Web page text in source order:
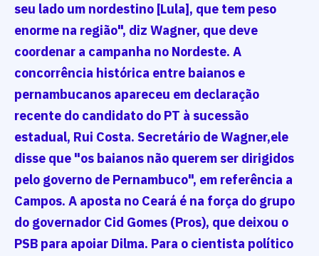
seu lado um nordestino [Lula], que tem peso
enorme na região", diz Wagner, que deve
coordenar a campanha no Nordeste. A
concorrência histórica entre baianos e
pernambucanos apareceu em declaração
recente do candidato do PT à sucessão
estadual, Rui Costa. Secretário de Wagner,ele
disse que "os baianos não querem ser dirigidos
pelo governo de Pernambuco", em referência a
Campos. A aposta no Ceará é na força do grupo
do governador Cid Gomes (Pros), que deixou o
PSB para apoiar Dilma. Para o cientista político